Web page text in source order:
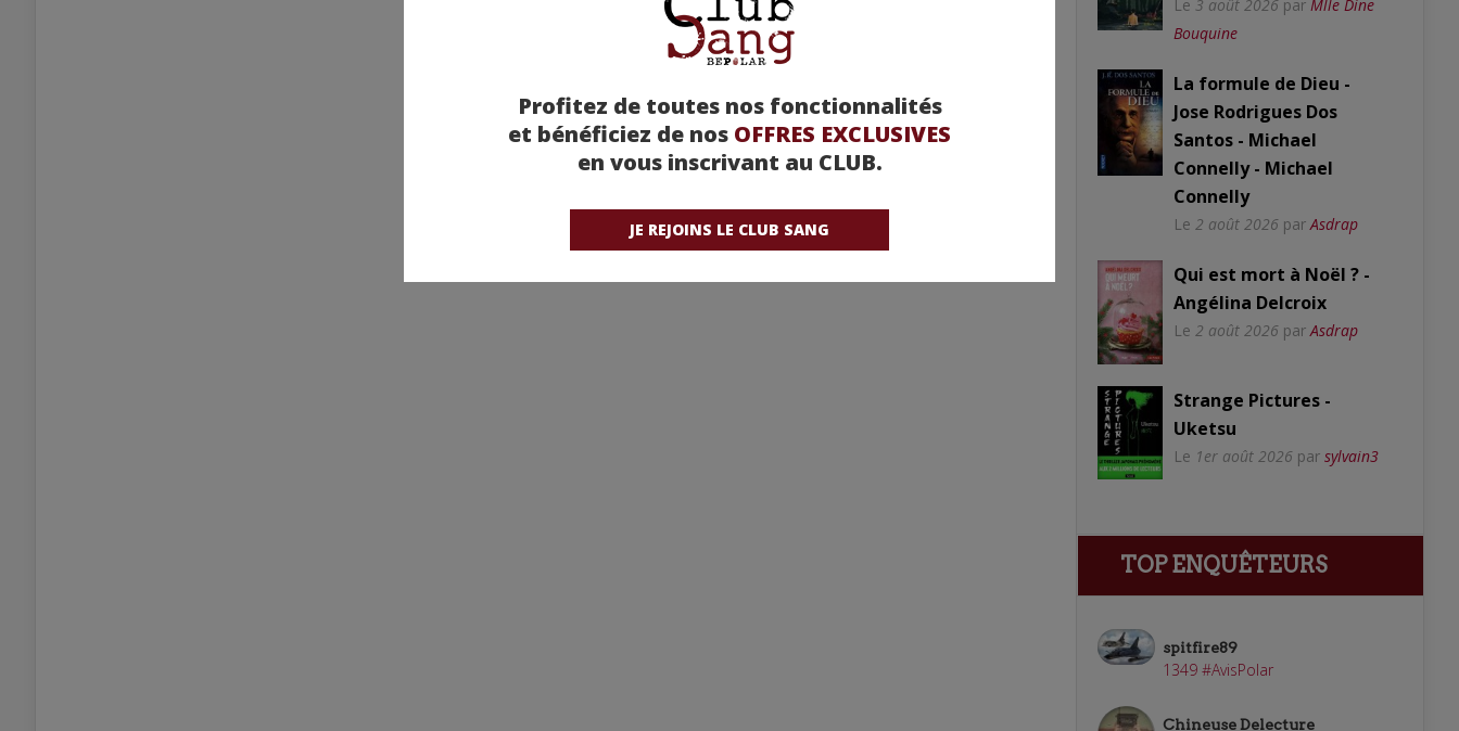
Profitez de toutes nos fonctionnalités
et bénéficiez de nos OFFRES EXCLUSIVES
en vous inscrivant au CLUB.
JE REJOINS LE CLUB SANG
Le 3 août 2026 par Mlle Dine
Bouquine
La formule de Dieu -
Jose Rodrigues Dos
Santos - Michael
Connelly - Michael
Connelly
Le 2 août 2026 par Asdrap
Qui est mort à Noël ? -
Angélina Delcroix
Le 2 août 2026 par Asdrap
Strange Pictures -
Uketsu
Le 1er août 2026 par sylvain3
TOP ENQUÊTEURS
spitfire89
1349 #AvisPolar
Chineuse Delecture